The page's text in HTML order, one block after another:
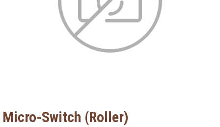
Micro-Switch (Roller)